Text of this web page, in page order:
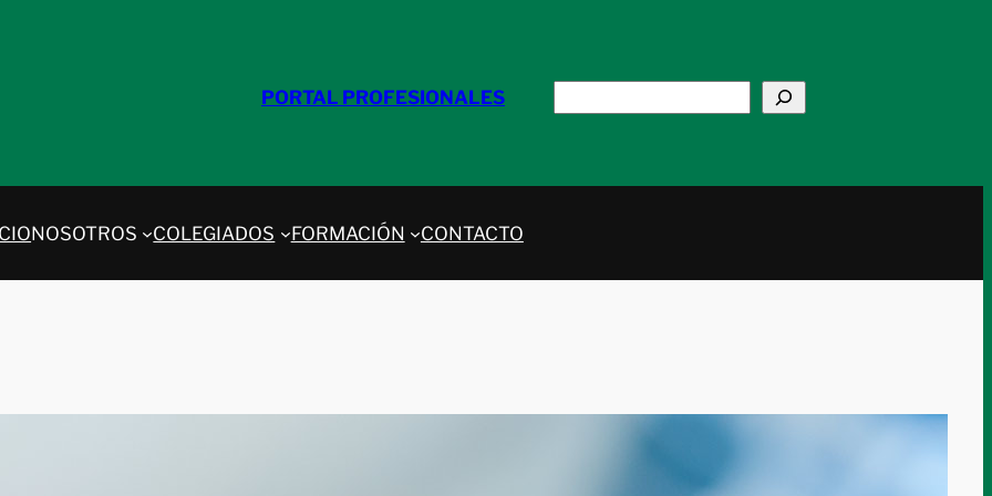
PORTAL PROFESIONALES
NOSOTROS COLEGIADOS FORMACIÓN CONTACTO